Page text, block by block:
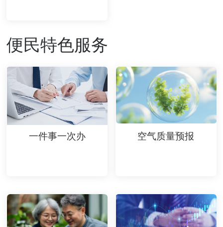
便民特色服务
一件事一次办 空气质量预报